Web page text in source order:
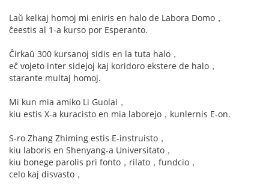
Laŭ kelkaj homoj mi eniris en halo de Labora Domo，
ĉeestis al 1-a kurso por Esperanto.
Ĉirkaŭ 300 kursanoj sidis en la tuta halo，
eĉ vojeto inter sidejoj kaj koridoro ekstere de halo，
starante multaj homoj.
Mi kun mia amiko Li Guolai，
kiu estis X-a kuracisto en mia laborejo，kunlernis E-on.
S-ro Zhang Zhiming estis E-instruisto，
kiu laboris en Shenyang-a Universitato，
kiu bonege parolis pri fonto，rilato，fundcio，
celo kaj disvasto，